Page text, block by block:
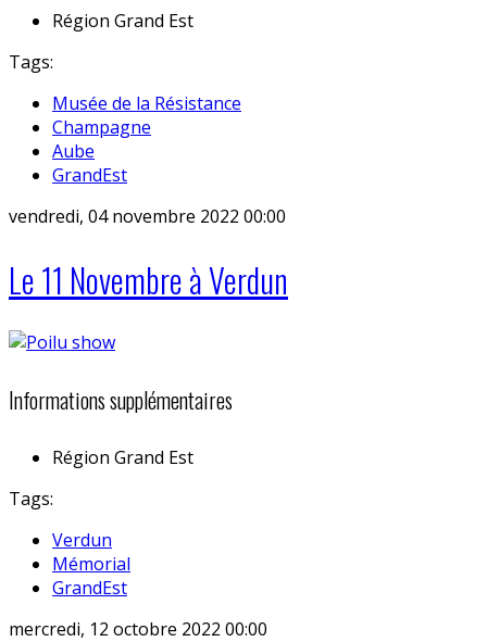
Région Grand Est
Tags:
Musée de la Résistance
Champagne
Aube
GrandEst
vendredi, 04 novembre 2022 00:00
Le 11 Novembre à Verdun
Informations supplémentaires
Région Grand Est
Tags:
Verdun
Mémorial
GrandEst
mercredi, 12 octobre 2022 00:00